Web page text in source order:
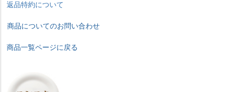
返品特約について
商品についてのお問い合わせ
商品一覧ページに戻る